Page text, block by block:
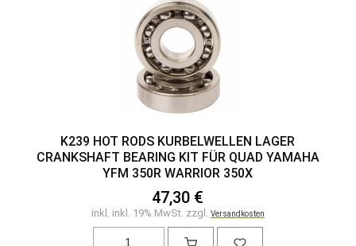
K239 HOT RODS KURBELWELLEN LAGER
CRANKSHAFT BEARING KIT FÜR QUAD YAMAHA
YFM 350R WARRIOR 350X
47,30 €
inkl. inkl. 19% MwSt. zzgl. Versandkosten